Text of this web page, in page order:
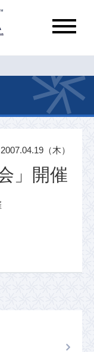
メ
ュ
」開催
2007.04.19（木）